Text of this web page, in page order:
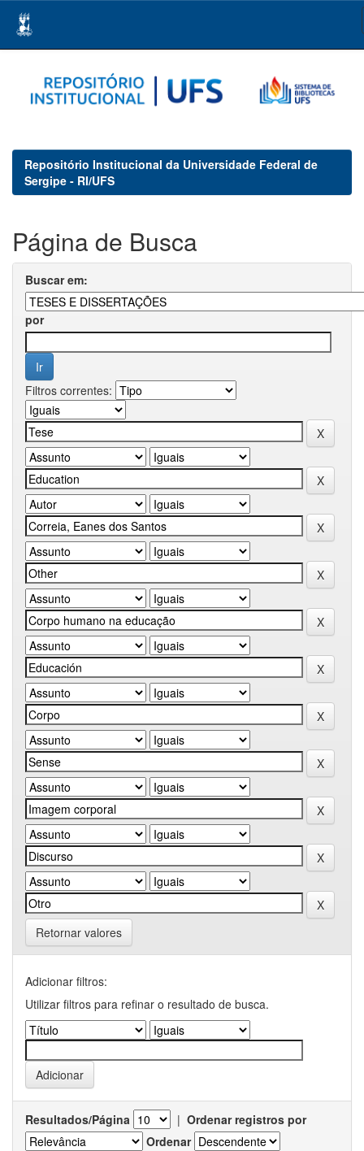
navigation
Repositório Institucional da Universidade Federal de
Sergipe - RI/UFS
Página de Busca
Buscar em:
por
Filtros correntes:
Retornar valores
Adicionar filtros:
Utilizar filtros para refinar o resultado de busca.
Resultados/Página | Ordenar registros por
Ordenar